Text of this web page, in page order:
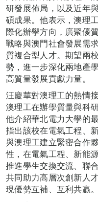
研發展佈局，以及近年
碩成果。他表示，澳理
際化辦學方向，廣聚優
戰略與澳門社會發展需
質複合型人才。期望兩
勢，進一步深化兩地產
高質量發展貢獻力量。
汪慶華對澳理工的熱情
澳理工在辦學質量與科
他介紹華北電力大學的
指出該校在電氣工程、
與澳理工建立緊密合作
性，在電氣工程、新能
推進學生交換交流、聯
共同助力高層次創新人
現優勢互補、互利共贏。